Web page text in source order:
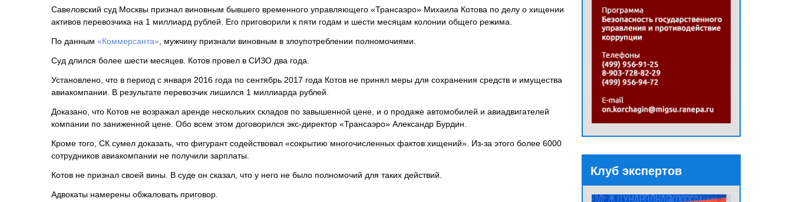
Савеловский суд Москвы признал виновным бывшего временного управляющего «Трансаэро» Михаила Котова по делу о хищении
активов перевозчика на 1 миллиард рублей. Его приговорили к пяти годам и шести месяцам колонии общего режима.
По данным «Коммерсанта» , мужчину признали виновным в злоупотреблении полномочиями.
Суд длился более шести месяцев. Котов провел в СИЗО два года.
Установлено, что в период с января 2016 года по сентябрь 2017 года Котов не принял меры для сохранения средств и имущества
авиакомпании. В результате перевозчик лишился 1 миллиарда рублей.
Доказано, что Котов не возражал аренде нескольких складов по завышенной цене, и о продаже автомобилей и авиадвигателей
компании по заниженной цене. Обо всем этом договорился экс-директор «Трансаэро» Александр Бурдин.
Кроме того, СК сумел доказать, что фигурант содействовал «сокрытию многочисленных фактов хищений». Из-за этого более 6000
сотрудников авиакомпании не получили зарплаты.
Котов не признал своей вины. В суде он сказал, что у него не было полномочий для таких действий.
Адвокаты намерены обжаловать приговор.
Клуб экспертов